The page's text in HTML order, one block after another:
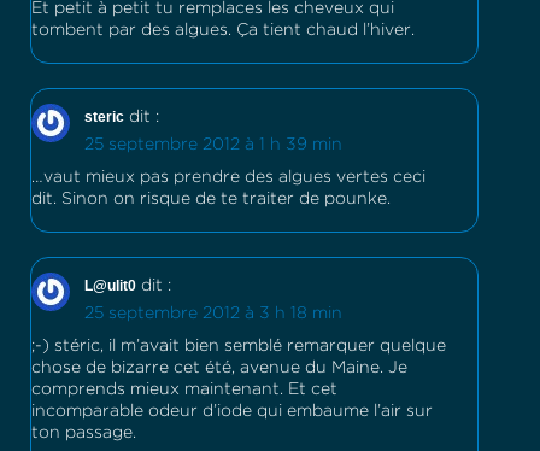
Et petit à petit tu remplaces les cheveux qui
tombent par des algues. Ça tient chaud l’hiver.
steric dit :
25 septembre 2012 à 1 h 39 min
…vaut mieux pas prendre des algues vertes ceci
dit. Sinon on risque de te traiter de pounke.
L@ulit0 dit :
25 septembre 2012 à 3 h 18 min
;-) stéric, il m’avait bien semblé remarquer quelque
chose de bizarre cet été, avenue du Maine. Je
comprends mieux maintenant. Et cet
incomparable odeur d’iode qui embaume l’air sur
ton passage.